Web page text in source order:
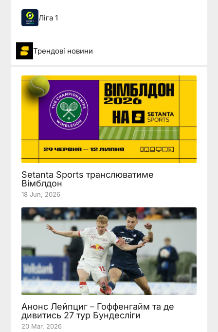
Ліга 1
Трендові новини
Setanta Sports транслюватиме
Вімблдон
18 Jun, 2026
Анонс Лейпциг – Гоффенгайм та де
дивитись 27 тур Бундесліги
20 Mar, 2026